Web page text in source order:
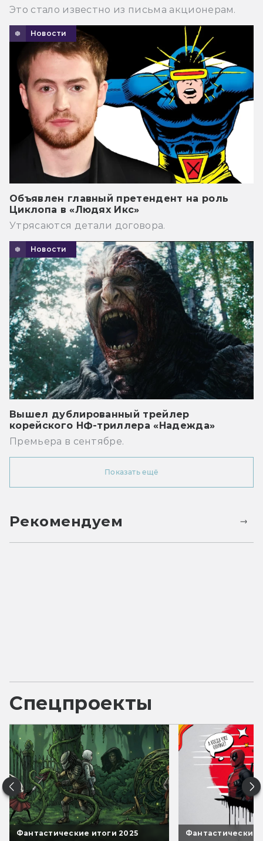
Это стало известно из письма акционерам.
Новости
Объявлен главный претендент на роль
Циклопа в «Людях Икс»
Утрясаются детали договора.
Новости
Вышел дублированный трейлер
корейского НФ-триллера «Надежда»
Премьера в сентябре.
Показать ещё
Рекомендуем
Спецпроекты
Фантастические итоги 2025 Фантастические